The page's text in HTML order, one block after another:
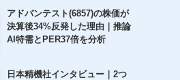
アドバンテスト(6857)の株価が
決算後34%反発した理由｜推論
AI特需とPER37倍を分析
日本精機社インタビュー｜2つ